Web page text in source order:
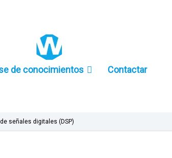
de conocimientos Contactar
señales digitales (DSP)